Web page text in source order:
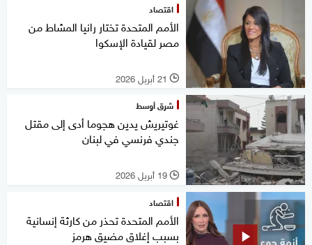
اقتصاد
الأمم المتحدة تختار رانيا المشاط من
مصر لقيادة الإسكوا
l 21 أبريل 2026
شرق أوسط
غوتيريش يدين هجوما أدى إلى مقتل
جندي فرنسي في لبنان
l 19 أبريل 2026
اقتصاد
الأمم المتحدة تحذر من كارثة إنسانية
بسبب إغلاق مضيق هرمز